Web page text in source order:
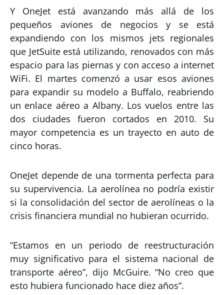
Y OneJet está avanzando más allá de los
pequeños aviones de negocios y se está
expandiendo con los mismos jets regionales
que JetSuite está utilizando, renovados con más
espacio para las piernas y con acceso a internet
WiFi. El martes comenzó a usar esos aviones
para expandir su modelo a Buffalo, reabriendo
un enlace aéreo a Albany. Los vuelos entre las
dos ciudades fueron cortados en 2010. Su
mayor competencia es un trayecto en auto de
cinco horas.
OneJet depende de una tormenta perfecta para
su supervivencia. La aerolínea no podría existir
si la consolidación del sector de aerolíneas o la
crisis financiera mundial no hubieran ocurrido.
“Estamos en un periodo de reestructuración
muy significativo para el sistema nacional de
transporte aéreo”, dijo McGuire. “No creo que
esto hubiera funcionado hace diez años”.